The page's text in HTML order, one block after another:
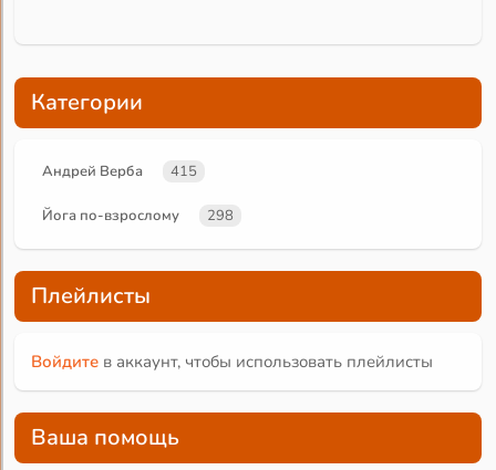
Категории
Андрей Верба 415
Йога по-взрослому 298
Плейлисты
Войдите в аккаунт, чтобы использовать плейлисты
Ваша помощь